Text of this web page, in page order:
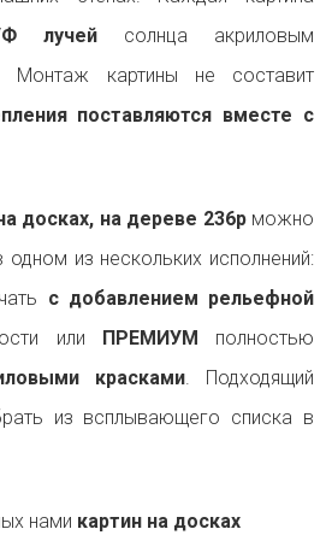
лучей солнца акриловым
Монтаж картины не составит
поставляются вместе с
досках, на дереве 236pможно
из нескольких исполнений:
с добавлением рельефной
или ПРЕМИУМ
полностью
красками. Подходящий
из всплывающего списка в
нами картин на досках